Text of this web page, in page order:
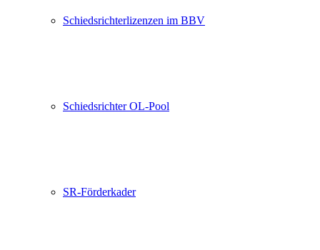
Schiedsrichterlizenzen im BBV
Schiedsrichter OL-Pool
SR-Förderkader